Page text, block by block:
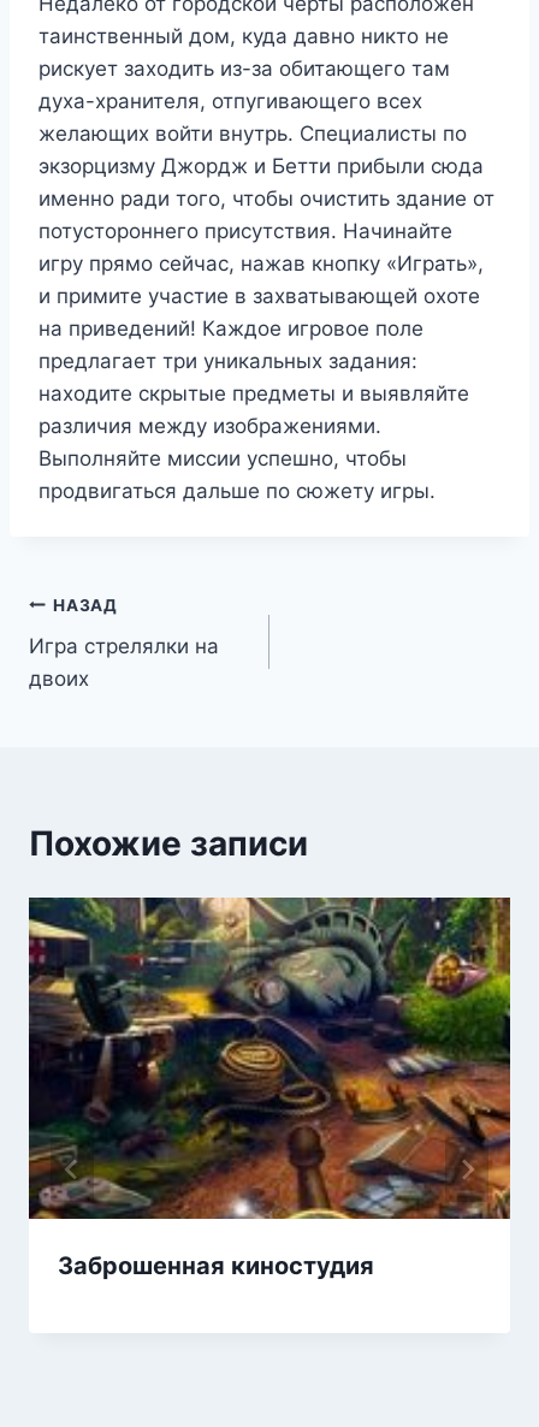
таинственный дом, куда давно никто не
рискует заходить из-за обитающего там
духа-хранителя, отпугивающего всех
желающих войти внутрь. Специалисты по
экзорцизму Джордж и Бетти прибыли сюда
именно ради того, чтобы очистить здание от
потустороннего присутствия. Начинайте
игру прямо сейчас, нажав кнопку «Играть»,
и примите участие в захватывающей охоте
на приведений! Каждое игровое поле
предлагает три уникальных задания:
находите скрытые предметы и выявляйте
различия между изображениями.
Выполняйте миссии успешно, чтобы
продвигаться дальше по сюжету игры.
Навигация
по
НАЗАД
Игра стрелялки на
двоих
Похожие записи
Заброшенная киностудия